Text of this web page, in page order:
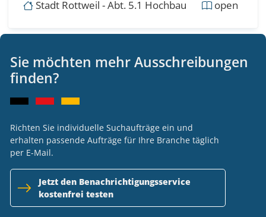
Stadt Rottweil - Abt. 5.1 Hochbau
open
Auftragsänderung 12: Neubau Gymnasium
Herrsching - Holzausbauarbeiten
n.v.
Neubau Hauptamtl. Feuer- und
Rettungswache Lüdenscheid - VE 334 -
Sie möchten mehr Ausschreibungen
finden?
Richten Sie individuelle Suchaufträge ein und
erhalten passende Aufträge für Ihre Branche täglich
per E-Mail.
Jetzt den Benachrichtigungsservice
kostenfrei testen